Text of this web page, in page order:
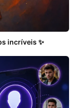
incríveis ✨